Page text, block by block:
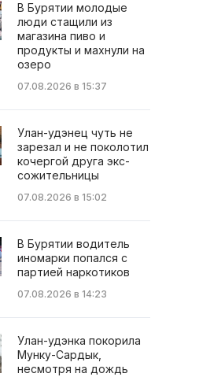
В Бурятии молодые
люди стащили из
магазина пиво и
продукты и махнули на
озеро
07.08.2026 в 15:37
Улан-удэнец чуть не
зарезал и не поколотил
кочергой друга экс-
сожительницы
07.08.2026 в 15:02
В Бурятии водитель
иномарки попался с
партией наркотиков
07.08.2026 в 14:23
Улан-удэнка покорила
Мунку-Сардык,
несмотря на дождь